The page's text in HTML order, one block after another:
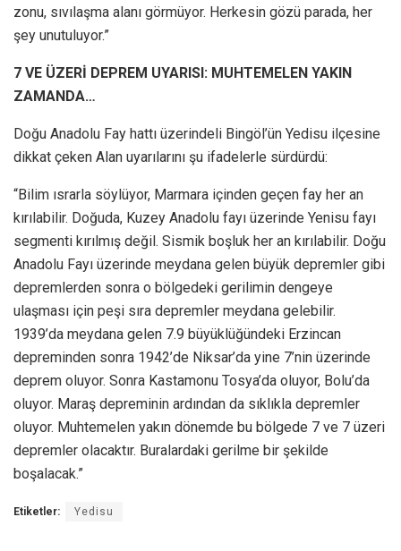
zonu, sıvılaşma alanı görmüyor. Herkesin gözü parada, her
şey unutuluyor.”
7 VE ÜZERİ DEPREM UYARISI: MUHTEMELEN YAKIN
ZAMANDA…
Doğu Anadolu Fay hattı üzerindeli Bingöl’ün Yedisu ilçesine
dikkat çeken Alan uyarılarını şu ifadelerle sürdürdü:
“Bilim ısrarla söylüyor, Marmara içinden geçen fay her an
kırılabilir. Doğuda, Kuzey Anadolu fayı üzerinde Yenisu fayı
segmenti kırılmış değil. Sismik boşluk her an kırılabilir. Doğu
Anadolu Fayı üzerinde meydana gelen büyük depremler gibi
depremlerden sonra o bölgedeki gerilimin dengeye
ulaşması için peşi sıra depremler meydana gelebilir.
1939’da meydana gelen 7.9 büyüklüğündeki Erzincan
depreminden sonra 1942’de Niksar’da yine 7’nin üzerinde
deprem oluyor. Sonra Kastamonu Tosya’da oluyor, Bolu’da
oluyor. Maraş depreminin ardından da sıklıkla depremler
oluyor. Muhtemelen yakın dönemde bu bölgede 7 ve 7 üzeri
depremler olacaktır. Buralardaki gerilme bir şekilde
boşalacak.”
Etiketler: Yedisu